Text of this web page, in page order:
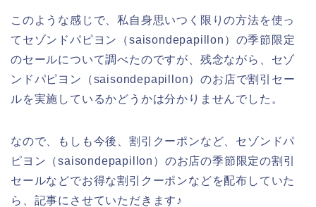
このような感じで、私自身思いつく限りの方法を使っ
てセゾンドパピヨン（saisondepapillon）の季節限定
のセールについて調べたのですが、残念ながら、セゾ
ンドパピヨン（saisondepapillon）のお店で割引セー
ルを実施しているかどうかは分かりませんでした。
なので、もしも今後、割引クーポンなど、セゾンドパ
ピヨン（saisondepapillon）のお店の季節限定の割引
セールなどでお得な割引クーポンなどを配布していた
ら、記事にさせていただきます♪